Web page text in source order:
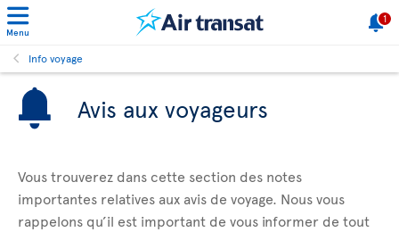
Menu
1
Info voyage
Avis aux voyageurs
Vous trouverez dans cette section des notes
importantes relatives aux avis de voyage. Nous vous
rappelons qu’il est important de vous informer de tout